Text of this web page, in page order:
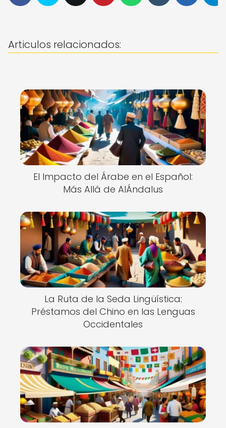
Articulos relacionados:
El Impacto del Árabe en el Español:
Más Allá de AlÁndalus
La Ruta de la Seda Lingüística:
Préstamos del Chino en las Lenguas
Occidentales